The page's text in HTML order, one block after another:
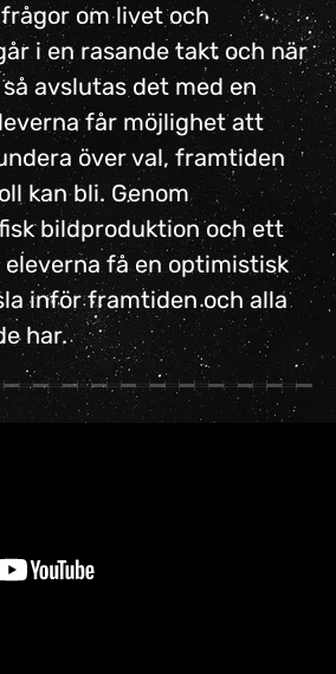
om livet och
i en rasande takt och när
avslutas det med en
får möjlighet att
över val, framtiden
kan bli. Genom
bildproduktion och ett
få en optimistisk
inför framtiden och alla
har.